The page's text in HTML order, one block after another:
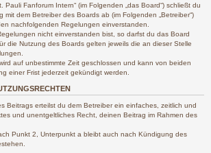
Pauli Fanforum Intern“ (im Folgenden „das Board“) schließt du
mit dem Betreiber des Boards ab (im Folgenden „Betreiber“)
nachfolgenden Regelungen einverstanden.
nicht einverstanden bist, so darfst du das Board
die Nutzung des Boards gelten jeweils die an dieser Stelle
auf unbestimmte Zeit geschlossen und kann von beiden
einer Frist jederzeit gekündigt werden.
Beitrags erteilst du dem Betreiber ein einfaches, zeitlich und
und unentgeltliches Recht, deinen Beitrag im Rahmen des
Punkt 2, Unterpunkt a bleibt auch nach Kündigung des